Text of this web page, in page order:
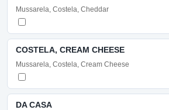
Mussarela, Costela, Cheddar
COSTELA, CREAM CHEESE
Mussarela, Costela, Cream Cheese
DA CASA